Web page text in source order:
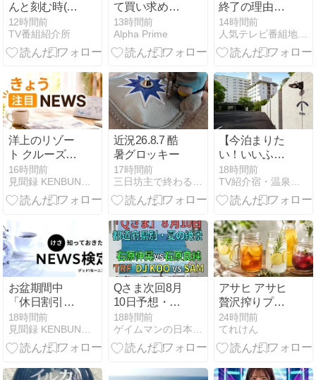
んと刻む時(〃
▽〃)はや19
日・・・まだ
19日？しあわ
12時間前
TV番組紹介所
て買い求めた
“ イワシの缶
詰 ” に舌打ち
し
13時間前
Alpha Prime
終了の理由は
なぜ？ 重岡大
毅結婚説はデ
マ？
14時間前
人気テレビ番組地域別放送曜日と時間
洋上のリゾー
ト クルーズ船
が人気で予約
殺到【きょう
注目NEWS】
16時間前
近況26.8.7 酷
暑グロッキー
17時間前
【今泊まりた
い！いいふろ
温泉宿】「仙
台・秋保温
泉」400年の
舗旅館を受け
継ぐ宿
18時間前
お盆期間中
「休日割引」
が適用される
日は？
【NEWS検
18時間前
Qさま次回8月
10日予想・都
道府県夏の絶
景ランキン
グ！石原伸晃
ま優勝への道
18時間前
アサヒ アサヒ
贅沢搾りプレ
ミアム18万
3000名コンビ
ニ無料クーポ
キャンペーン
24時間前
てれけん